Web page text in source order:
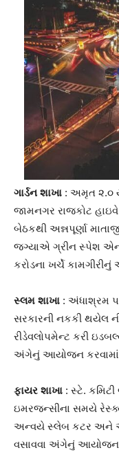
ગાર્ડન શાખા : અમૃત ૨.૦
જામનગર રાજકોટ
બેઠકથી અન્નપૂર્ણા
જગ્યાએ ગ્રીન સ્પેશ
કરોડના ખર્ચે
સ્લમ શાખા : અંધાશ્રમ
સરકારની નકકી થયેલ
રીડેવલોપમેન્ટ કરી
અંગેનું આયોજન
ફાયર શાખા : સ્ટે.
ઇમરજન્સીના સમયે
અન્વયે સ્લેબ કટર અને
વસાવવા અંગેનું